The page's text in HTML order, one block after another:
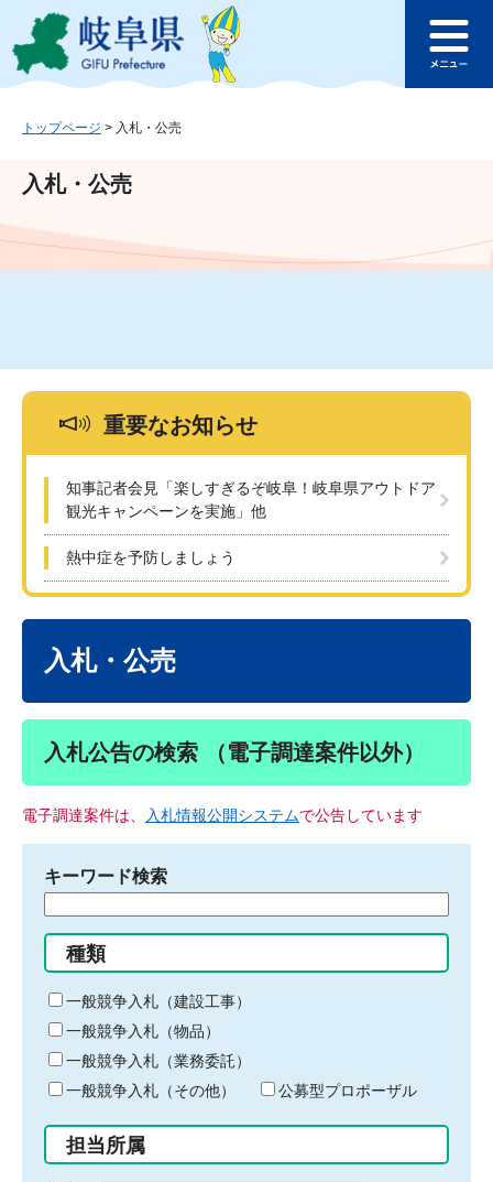
ジ
ュ
文
このページの本文へ
ュ
トップページ > 入札・公売
入札・公売
重要なお知らせ
知事記者会見「楽しすぎるぞ岐阜！岐阜県アウトドア
観光キャンペーンを実施」他
熱中症を予防しましょう
入札・公売
入札公告の検索 （電子調達案件以外）
電子調達案件は、 入札情報公開システムで公告しています
キーワード検索
る
キ
ー
ワ
ー
ド
入
力
種類
一般競争入札（建設工事）
一般競争入札（物品）
一般競争入札（業務委託）
一般競争入札（その他）
公募型プロポーザル
担当所属